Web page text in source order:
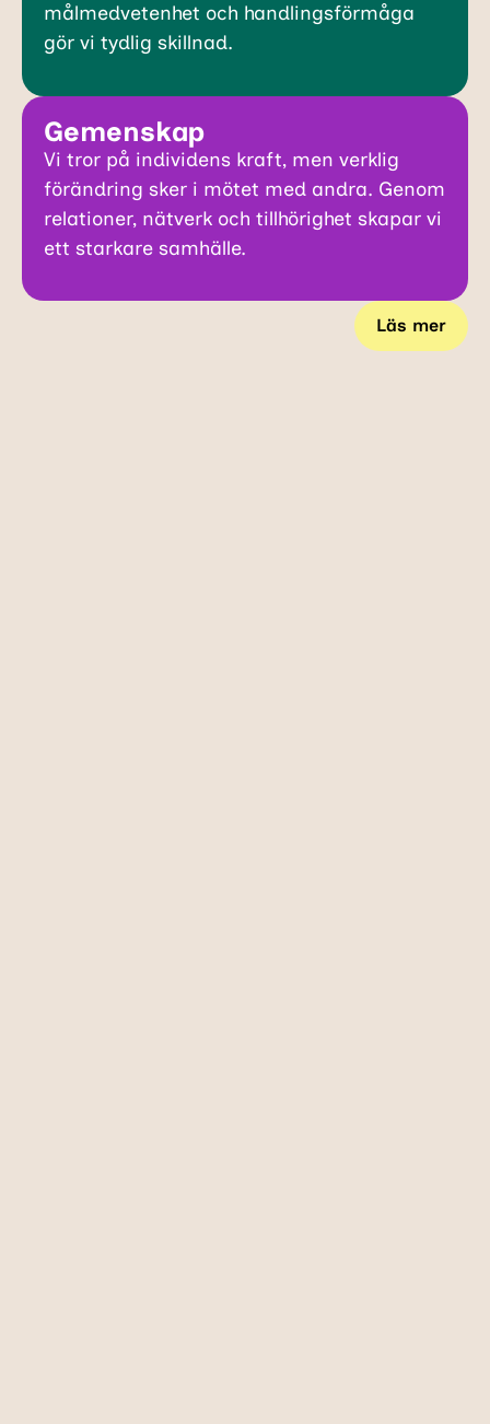
målmedvetenhet och handlingsförmåga
gör vi tydlig skillnad.
Gemenskap
Vi tror på individens kraft, men verklig
förändring sker i mötet med andra. Genom
relationer, nätverk och tillhörighet skapar vi
ett starkare samhälle.
Läs mer